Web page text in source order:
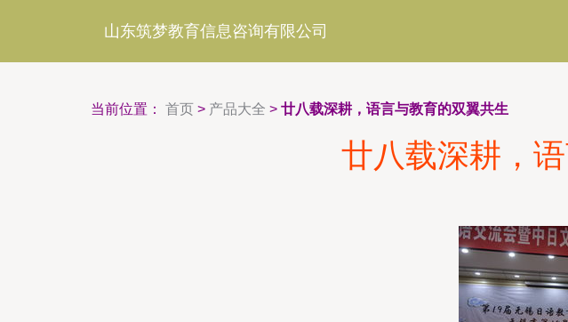
山东筑梦教育信息咨询有限公司
当前位置： 首页 > 产品大全 > 廿八载深耕，语言与教育的双翼共生
廿八载深耕，